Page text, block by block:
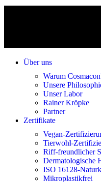
Über uns
Warum
Unsere
Unser Labor
Rainer Kröpke
Partner
Zertifikate
Vegan-
Tierwohl-
Riff-freundlicher
Dermatologische
ISO 16128-
Mikroplastikfrei